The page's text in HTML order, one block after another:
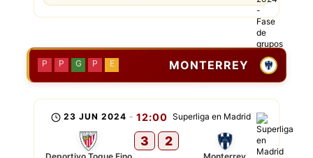
MONTERREY
P P G P E
Superliga en Madrid
23 JUN 2024 - 12:00
3 2